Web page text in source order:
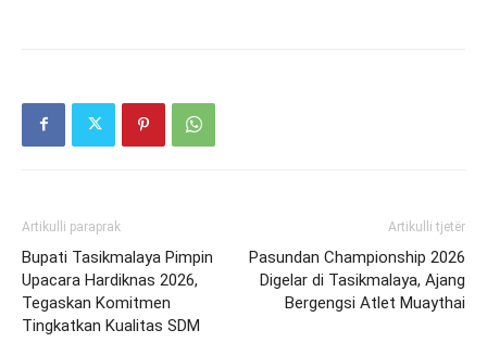
Artikulli paraprak
Bupati Tasikmalaya Pimpin
Upacara Hardiknas 2026,
Tegaskan Komitmen
Tingkatkan Kualitas SDM
Artikulli tjetër
Pasundan Championship 2026
Digelar di Tasikmalaya, Ajang
Bergengsi Atlet Muaythai